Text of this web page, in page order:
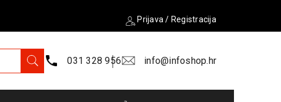
Prijava / Registracija
031 328 956 info@infoshop.hr